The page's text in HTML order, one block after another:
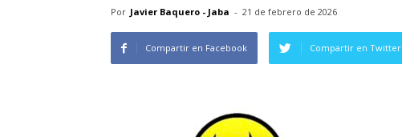
Por Javier Baquero - Jaba - 21 de febrero de 2026
Compartir en Facebook Compartir en Twitter